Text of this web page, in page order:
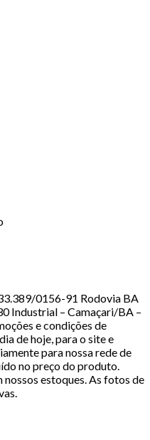
0156-91 Rodovia BA
Industrial – Camaçari/BA –
e condições de
de hoje, para o site e
para nossa rede de
no preço do produto.
estoques. As fotos de